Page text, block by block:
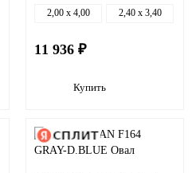
2,00 x 4,00 2,40 x 3,40
11 936 ₽
Купить